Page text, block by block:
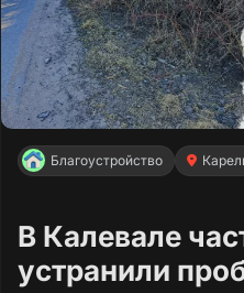
Благоустройство
В Калевале
устранили